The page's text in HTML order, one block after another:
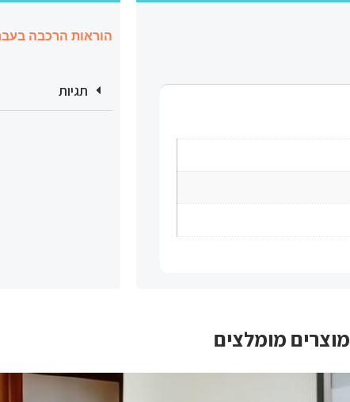
הוראות הרכבה
תגיות
מוצרים מומלצים